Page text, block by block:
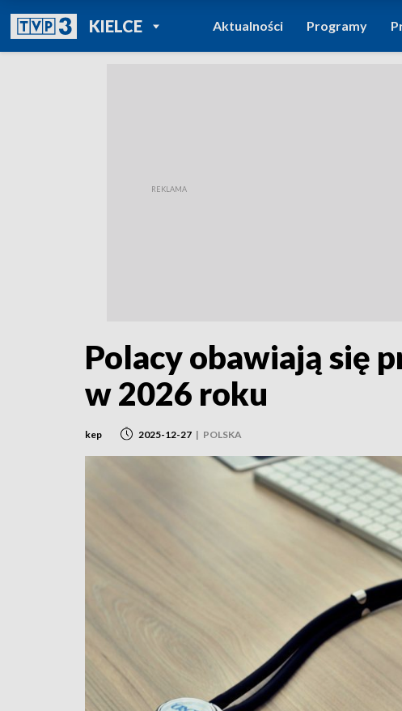
KIELCEPOWRÓT DO
TVP REGIONY
Aktualności Programy
Polacy obawiają się
w 2026 roku
kep 2025-12-27 | POLSKA